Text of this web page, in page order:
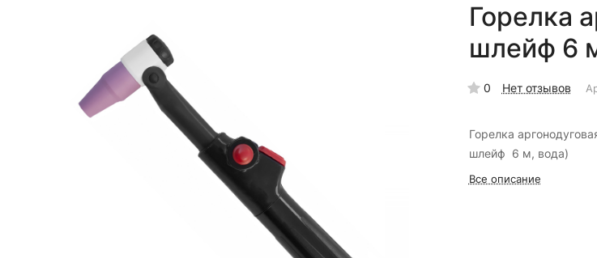
Горелка
шлейф 6
0 Нет отзывов
Горелка
шлейф 6 м, вода)
Все описание